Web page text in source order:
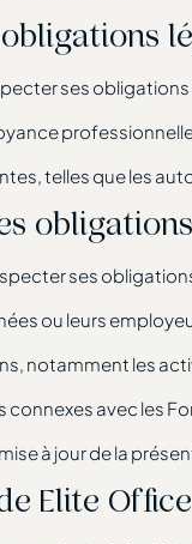
ses
telles que les
ses
ou leurs
notamment les
avec les
à jour de la
Elite Office